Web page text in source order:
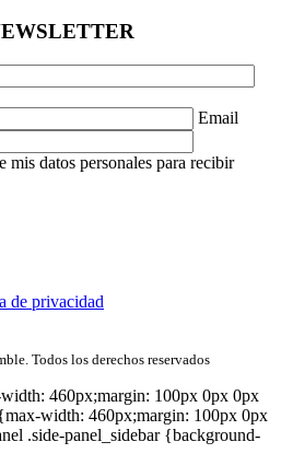
Email
mis datos personales para recibir
de privacidad
Todos los derechos reservados
460px;margin: 100px 0px 0px
width: 460px;margin: 100px 0px
.side-panel_sidebar {background-